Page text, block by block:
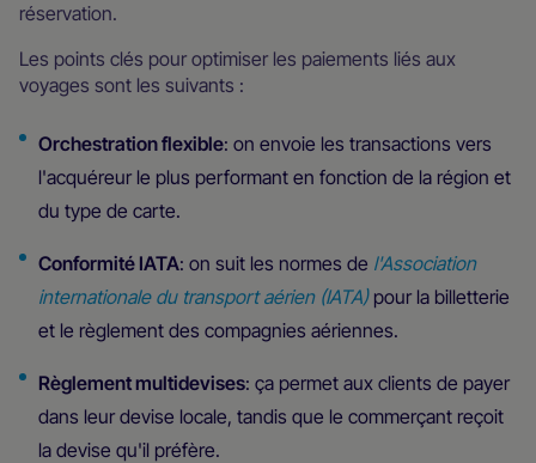
réservation.
Les points clés pour optimiser les paiements liés aux
voyages sont les suivants :
Orchestration flexible: on envoie les transactions vers
l'acquéreur le plus performant en fonction de la région et
du type de carte.
Conformité IATA: on suit les normes de l'Association
internationale du transport aérien (IATA)pour la billetterie
et le règlement des compagnies aériennes.
Règlement multidevises: ça permet aux clients de payer
dans leur devise locale, tandis que le commerçant reçoit
la devise qu'il préfère.